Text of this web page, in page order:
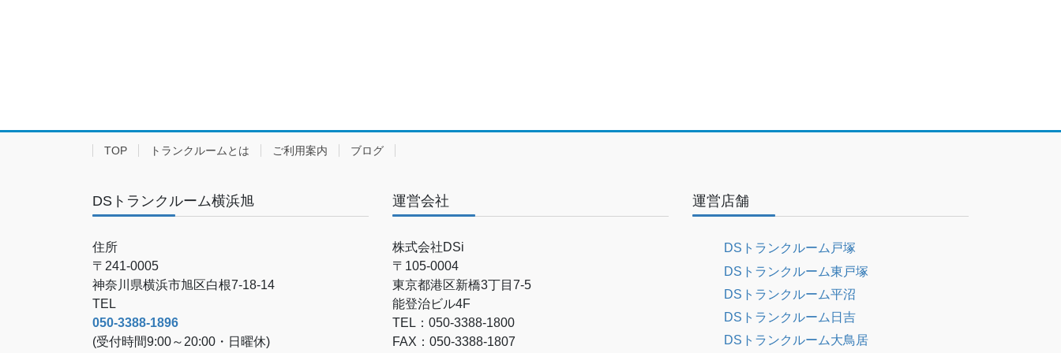
TOP トランクルームとは ご利用案内 ブログ
DSトランクルーム横浜旭
住所
〒241-0005
神奈川県横浜市旭区白根7-18-14
TEL
050-3388-1896
(受付時間9:00～20:00・日曜休)
運営会社
株式会社DSi
〒105-0004
東京都港区新橋3丁目7-5
能登治ビル4F
TEL：050-3388-1800
FAX：050-3388-1807
運営店舗
DSトランクルーム戸塚
DSトランクルーム東戸塚
DSトランクルーム平沼
DSトランクルーム日吉
DSトランクルーム大鳥居